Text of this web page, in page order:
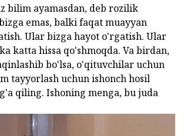
bilim ayamasdan, deb rozilik
emas, balki faqat muayyan
Ular bizga hayot o'rgatish. Ular
katta hissa qo'shmoqda. Va birdan,
bo'lsa, o'qituvchilar uchun
tayyorlash uchun ishonch hosil
qiling. Ishoning menga, bu juda